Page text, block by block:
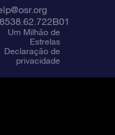
Um Milhão de
Estrelas
Declaração de
privacidade